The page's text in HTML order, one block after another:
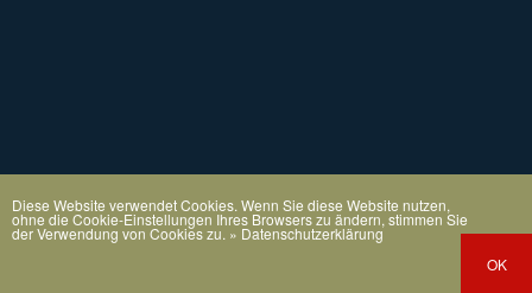
Diese Website verwendet Cookies. Wenn Sie diese Website nutzen,
ohne die Cookie-Einstellungen Ihres Browsers zu ändern, stimmen Sie
der Verwendung von Cookies zu. » Datenschutzerklärung
OK